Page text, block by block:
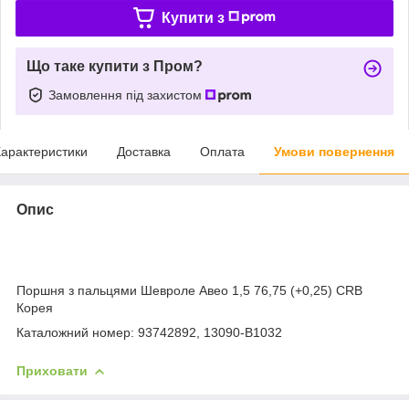
Купити з
Що таке купити з Пром?
Замовлення під захистом
Доставка Оплата Умови повернення
Опис
Поршня з пальцями Шевроле Авео 1,5 76,75 (+0,25) CRB
Корея
Каталожний номер: 93742892, 13090-B1032
Приховати